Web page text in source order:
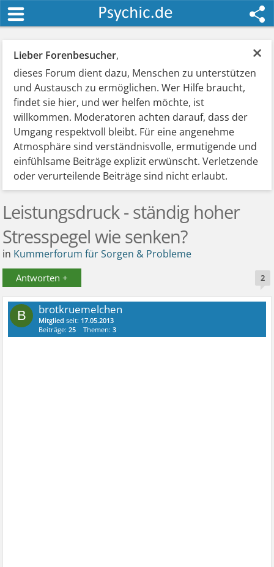
×
Lieber Forenbesucher,
dieses Forum dient dazu, Menschen zu unterstützen
und Austausch zu ermöglichen. Wer Hilfe braucht,
findet sie hier, und wer helfen möchte, ist
willkommen. Moderatoren achten darauf, dass der
Umgang respektvoll bleibt. Für eine angenehme
Atmosphäre sind verständnisvolle, ermutigende und
einfühlsame Beiträge explizit erwünscht. Verletzende
oder verurteilende Beiträge sind nicht erlaubt.
Leistungsdruck - ständig hoher
Stresspegel wie senken?
in Kummerforum für Sorgen & Probleme
Antworten + 2
B brotkruemelchen
Mitglied seit: 17.05.2013
Beiträge:25 Themen:3